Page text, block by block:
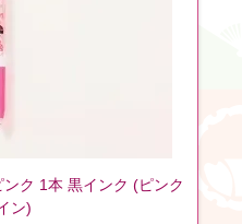
ク 1本 黒インク (ピンク
ン)